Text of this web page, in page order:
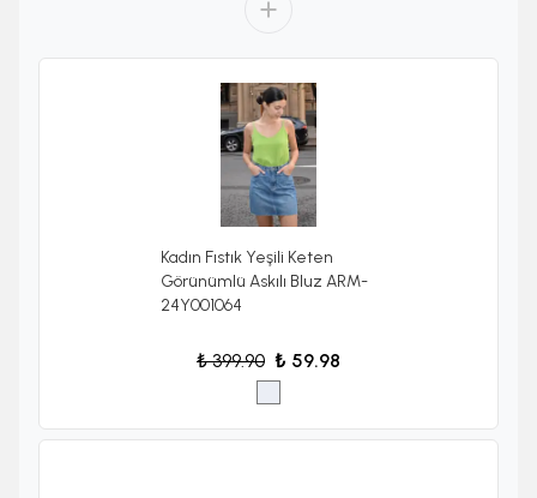
Kadın Fıstık Yeşili Keten
Görünümlü Askılı Bluz ARM-
24Y001064
₺ 399.90 ₺ 59.98